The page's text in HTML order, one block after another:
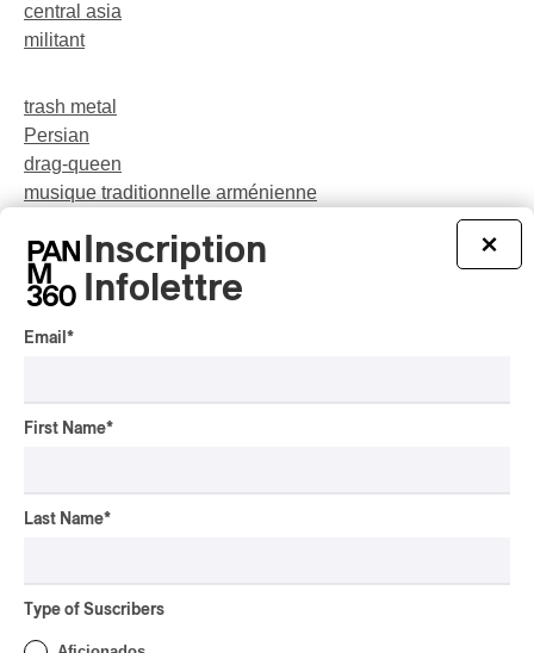
central asia
militant
trash metal
Persian
drag-queen
musique traditionnelle arménienne
Indigenous Soul Music
théâtre musical
pop
rap-jazz
participatif
mutant-disco
chaoui
×
Inscription
Infolettre
Email *
First Name*
Last Name*
Type of Suscribers